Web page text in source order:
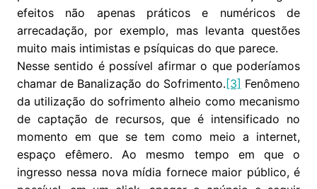
efeitos não apenas práticos e numéricos de
arrecadação, por exemplo, mas levanta questões
muito mais intimistas e psíquicas do que parece.
Nesse sentido é possível afirmar o que poderíamos
chamar de Banalização do Sofrimento.[3] Fenômeno
da utilização do sofrimento alheio como mecanismo
de captação de recursos, que é intensificado no
momento em que se tem como meio a internet,
espaço efêmero. Ao mesmo tempo em que o
ingresso nessa nova mídia fornece maior público, é